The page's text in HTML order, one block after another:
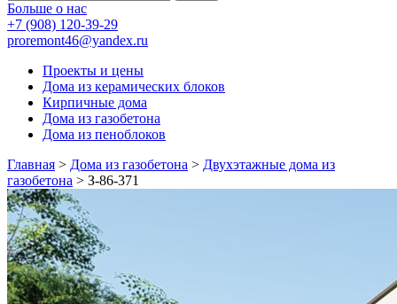
Больше о нас
+7 (908) 120-39-29
proremont46@yandex.ru
Проекты и цены
Дома из керамических блоков
Кирпичные дома
Дома из газобетона
Дома из пеноблоков
Главная > Дома из газобетона > Двухэтажные дома из
газобетона > З-86-371